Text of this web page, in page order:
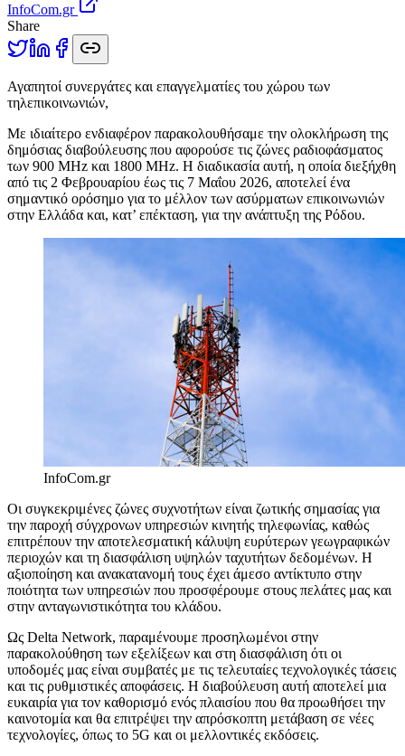
InfoCom.gr
Share
Αγαπητοί συνεργάτες και επαγγελματίες του χώρου των
τηλεπικοινωνιών,
Με ιδιαίτερο ενδιαφέρον παρακολουθήσαμε την ολοκλήρωση της
δημόσιας διαβούλευσης που αφορούσε τις ζώνες ραδιοφάσματος
των 900 MHz και 1800 MHz. Η διαδικασία αυτή, η οποία διεξήχθη
από τις 2 Φεβρουαρίου έως τις 7 Μαΐου 2026, αποτελεί ένα
σημαντικό ορόσημο για το μέλλον των ασύρματων επικοινωνιών
στην Ελλάδα και, κατ’ επέκταση, για την ανάπτυξη της Ρόδου.
InfoCom.gr
Οι συγκεκριμένες ζώνες συχνοτήτων είναι ζωτικής σημασίας για
την παροχή σύγχρονων υπηρεσιών κινητής τηλεφωνίας, καθώς
επιτρέπουν την αποτελεσματική κάλυψη ευρύτερων γεωγραφικών
περιοχών και τη διασφάλιση υψηλών ταχυτήτων δεδομένων. Η
αξιοποίηση και ανακατανομή τους έχει άμεσο αντίκτυπο στην
ποιότητα των υπηρεσιών που προσφέρουμε στους πελάτες μας και
στην ανταγωνιστικότητα του κλάδου.
Ως Delta Network, παραμένουμε προσηλωμένοι στην
παρακολούθηση των εξελίξεων και στη διασφάλιση ότι οι
υποδομές μας είναι συμβατές με τις τελευταίες τεχνολογικές τάσεις
και τις ρυθμιστικές αποφάσεις. Η διαβούλευση αυτή αποτελεί μια
ευκαιρία για τον καθορισμό ενός πλαισίου που θα προωθήσει την
καινοτομία και θα επιτρέψει την απρόσκοπτη μετάβαση σε νέες
τεχνολογίες, όπως το 5G και οι μελλοντικές εκδόσεις.